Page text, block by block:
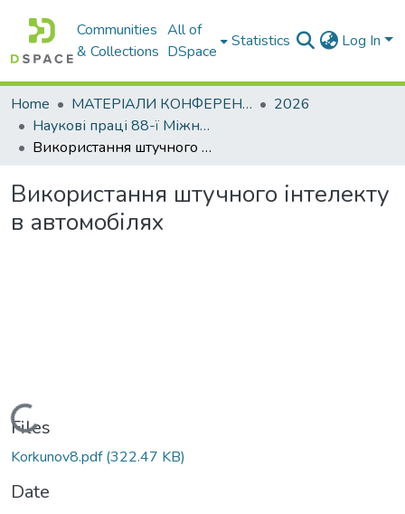
Communities
& Collections
All of
DSpace
Statistics Log In
Home МАТЕРІАЛИ КОНФЕРЕНЦІЙ
2026
Наукові праці 88-ї Міжнародної наукової конференції студентів університету
Використання штучного інтелекту в автомобілях
Використання штучного інтелекту
в автомобілях
Loading...
Files
Korkunov8.pdf(322.47 KB)
Date